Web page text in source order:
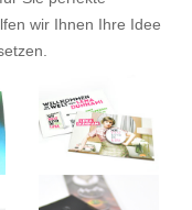
wir Ihnen Ihre Idee